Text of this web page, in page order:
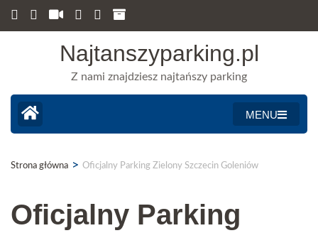
Najtanszyparking.pl
Z nami znajdziesz najtańszy parking
MENU
Strona główna > Oficjalny Parking Zielony Szczecin Goleniów
Oficjalny Parking